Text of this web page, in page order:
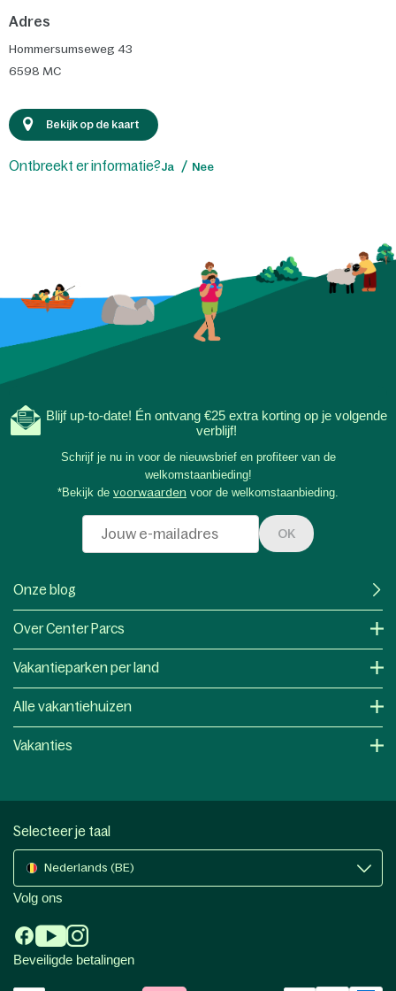
Adres
Hommersumseweg 43
6598 MC
Bekijk op de kaart
Ontbreekt er informatie?Ja Nee
Blijf up-to-date! Én ontvang €25 extra korting op je volgende
verblijf!
Schrijf je nu in voor de nieuwsbrief en profiteer van de
welkomstaanbieding!
*Bekijk de voorwaarden voor de welkomstaanbieding.
OK
Onze blog
Over Center Parcs
Vakantieparken per land
Alle vakantiehuizen
Vakanties
Selecteer je taal
Nederlands (BE)
Volg ons
Beveiligde betalingen